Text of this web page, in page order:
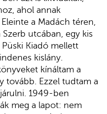
ahol annak
a Madách téren,
utcában, egy kis
Kiadó mellett
kislány.
kínáltam a
tovább. Ezzel tudtam a
1949-ben
meg a lapot: nem